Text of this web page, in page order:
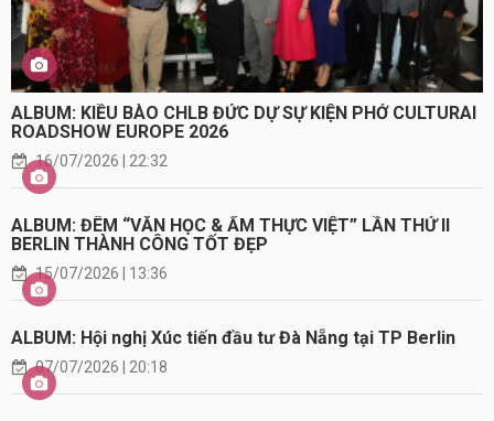
ALBUM: KIỀU BÀO CHLB ĐỨC DỰ SỰ KIỆN PHỞ CULTURAI
ROADSHOW EUROPE 2026
16/07/2026 | 22:32
ALBUM: ĐÊM “VĂN HỌC & ẨM THỰC VIỆT” LẦN THỨ II
BERLIN THÀNH CÔNG TỐT ĐẸP
15/07/2026 | 13:36
ALBUM: Hội nghị Xúc tiến đầu tư Đà Nẵng tại TP Berlin
07/07/2026 | 20:18